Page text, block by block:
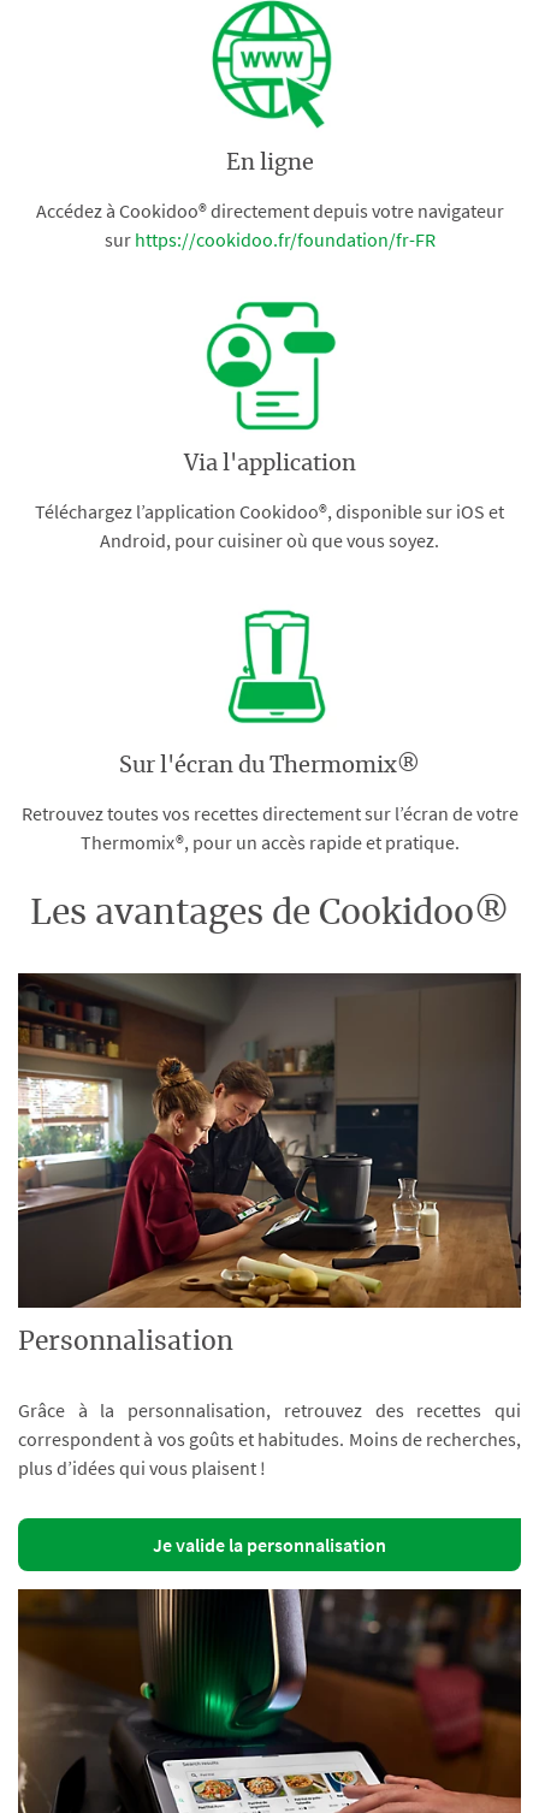
En ligne
Accédez à Cookidoo® directement depuis votre navigateur
sur https://cookidoo.fr/foundation/fr-FR
Via l'application
Téléchargez l’application Cookidoo®, disponible sur iOS et
Android, pour cuisiner où que vous soyez.
Sur l'écran du Thermomix®
Retrouvez toutes vos recettes directement sur l’écran de votre
Thermomix®, pour un accès rapide et pratique.
Les avantages de Cookidoo®
Personnalisation
Grâce à la personnalisation, retrouvez des recettes qui
correspondent à vos goûts et habitudes. Moins de recherches,
plus d’idées qui vous plaisent !
Je valide la personnalisation